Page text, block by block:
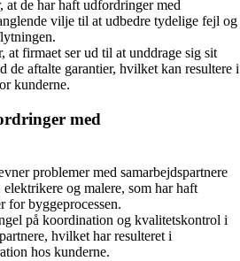
de har haft udfordringer med
vilje til at udbedre tydelige fejl og
at firmaet ser ud til at unddrage sig sit
de aftalte garantier, hvilket kan resultere i
kunderne.
med
problemer med samarbejdspartnere
og malere, som har haft
for byggeprocessen.
på koordination og kvalitetskontrol i
hvilket har resulteret i
hos kunderne.